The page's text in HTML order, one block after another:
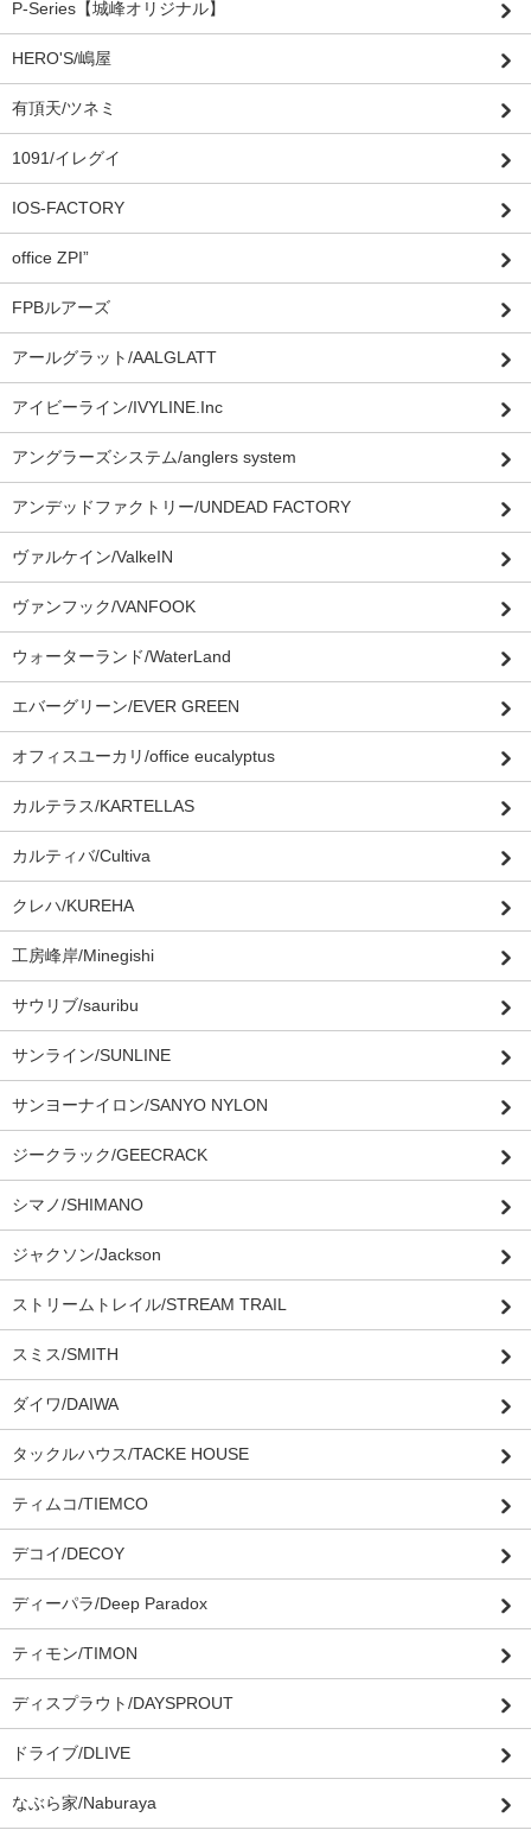
P-Series【城峰オリジナル】
HERO'S/嶋屋
有頂天/ツネミ
1091/イレグイ
IOS-FACTORY
office ZPI”
FPBルアーズ
アールグラット/AALGLATT
アイビーライン/IVYLINE.Inc
アングラーズシステム/anglers system
アンデッドファクトリー/UNDEAD FACTORY
ヴァルケイン/ValkeIN
ヴァンフック/VANFOOK
ウォーターランド/WaterLand
エバーグリーン/EVER GREEN
オフィスユーカリ/office eucalyptus
カルテラス/KARTELLAS
カルティバ/Cultiva
クレハ/KUREHA
工房峰岸/Minegishi
サウリブ/sauribu
サンライン/SUNLINE
サンヨーナイロン/SANYO NYLON
ジークラック/GEECRACK
シマノ/SHIMANO
ジャクソン/Jackson
ストリームトレイル/STREAM TRAIL
スミス/SMITH
ダイワ/DAIWA
タックルハウス/TACKE HOUSE
ティムコ/TIEMCO
デコイ/DECOY
ディーパラ/Deep Paradox
ティモン/TIMON
ディスプラウト/DAYSPROUT
ドライブ/DLIVE
なぶら家/Naburaya